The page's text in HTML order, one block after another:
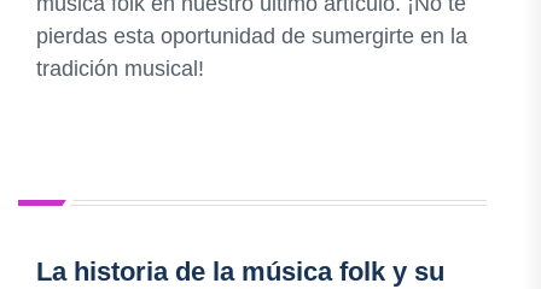
pierdas esta oportunidad de sumergirte en la
tradición musical!
La historia de la música folk y su